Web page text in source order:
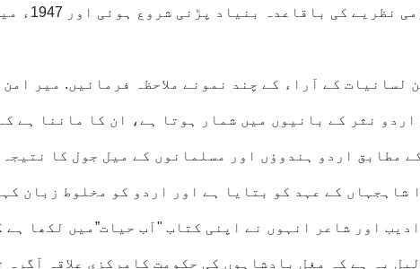
کی زبان بن کر رہ گئی، اسی زمانے سے دو قومی نظریے کی باقاعدہ بنیاد
لسانیات کے آراء کے چند نمونے ملاحظہ فرمائیں. میر امن
نثر کے بانیوں میں شمار ہوتا ہے، ان کا ماننا ہے کہ
مطابق اردو ہندوؤں اور مسلمانوں کے میل جول کا نتیجہ
شاہجہاں کے عہد کو بتایا ہے اور اردو کو مخلوط زبان
اور شاعر انہوں نے اپنی کتاب "آب حیات”میں لکھا ہے
یہ ہے کہ مغل بادشاہوں کی حکومت کامرکزی علاقہ آگرہ